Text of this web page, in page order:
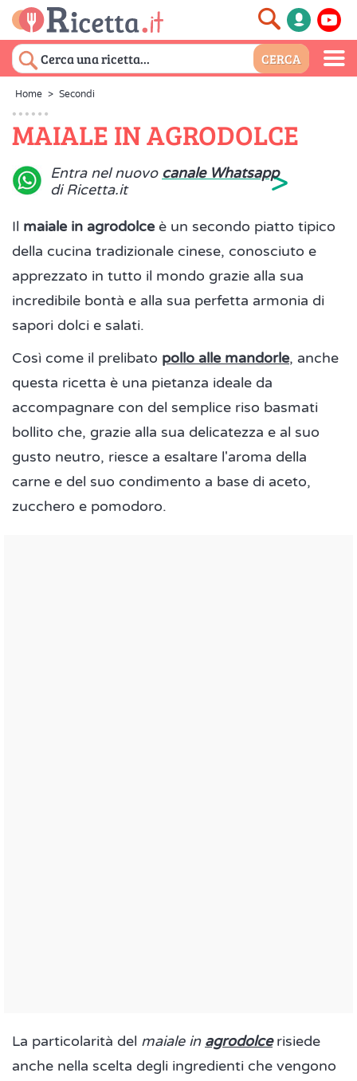
Home > Secondi
MAIALE IN AGRODOLCE
Entra nel nuovo canale Whatsapp
di Ricetta.it
>
Il maiale in agrodolceè un secondo piatto tipico
della cucina tradizionale cinese, conosciuto e
apprezzato in tutto il mondo grazie alla sua
incredibile bontà e alla sua perfetta armonia di
sapori dolci e salati.
Così come il prelibato pollo alle mandorle, anche
questa ricetta è una pietanza ideale da
accompagnare con del semplice riso basmati
bollito che, grazie alla sua delicatezza e al suo
gusto neutro, riesce a esaltare l'aroma della
carne e del suo condimento a base di aceto,
zucchero e pomodoro.
La particolarità del maiale in agrodolcerisiede
anche nella scelta degli ingredienti che vengono